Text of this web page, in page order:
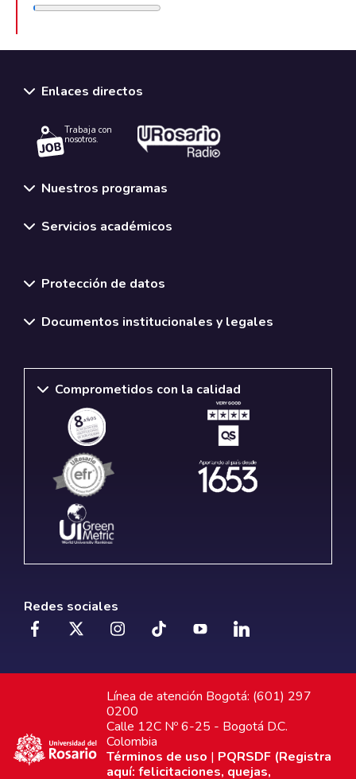
Enlaces directos
Trabaja con
nosotros.
Nuestros programas
Servicios académicos
Protección de datos
Documentos institucionales y legales
Comprometidos con la calidad
Redes sociales
Línea de atención Bogotá: (601) 297
0200
Calle 12C Nº 6-25 - Bogotá D.C.
Colombia
Términos de uso | PQRSDF (Registra
aquí: felicitaciones, quejas,